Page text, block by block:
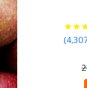
★★
★★
(